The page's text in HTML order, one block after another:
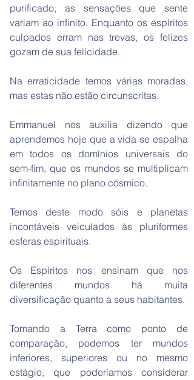
purificado, as sensações que sente
variam ao infinito. Enquanto os espíritos
culpados erram nas trevas, os felizes
gozam de sua felicidade.
Na erraticidade temos várias moradas,
mas estas não estão circunscritas.
Emmanuel nos auxilia dizendo que
aprendemos hoje que a vida se espalha
em todos os domínios universais do
sem-fim, que os mundos se multiplicam
infinitamente no plano cósmico.
Temos deste modo sóis e planetas
incontáveis veiculados às pluriformes
esferas espirituais.
Os Espíritos nos ensinam que nos
diferentes mundos há muita
diversificação quanto a seus habitantes.
Tomando a Terra como ponto de
comparação, podemos ter mundos
inferiores, superiores ou no mesmo
estágio, que poderíamos considerar